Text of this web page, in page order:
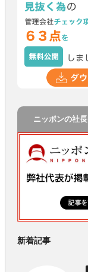
ニッポンの社
新着記事